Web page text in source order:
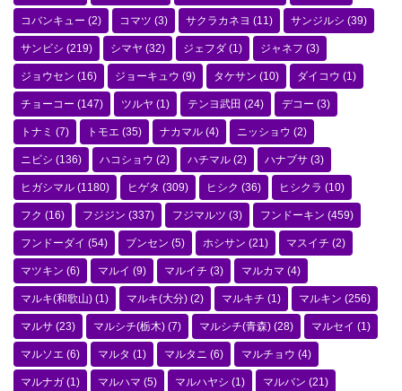
コバンキュー (2) コマツ (3) サクラカネヨ (11) サンジルシ (39)
サンビシ (219) シマヤ (32) ジェフダ (1) ジャネフ (3)
ジョウセン (16) ジョーキュウ (9) タケサン (10) ダイコウ (1)
チョーコー (147) ツルヤ (1) テンヨ武田 (24) デコー (3)
トナミ (7) トモエ (35) ナカマル (4) ニッショウ (2)
ニビシ (136) ハコショウ (2) ハチマル (2) ハナブサ (3)
ヒガシマル (1180) ヒゲタ (309) ヒシク (36) ヒシクラ (10)
フク (16) フジジン (337) フジマルツ (3) フンドーキン (459)
フンドーダイ (54) ブンセン (5) ホシサン (21) マスイチ (2)
マツキン (6) マルイ (9) マルイチ (3) マルカマ (4)
マルキ(和歌山) (1) マルキ(大分) (2) マルキチ (1) マルキン (256)
マルサ (23) マルシチ(栃木) (7) マルシチ(青森) (28) マルセイ (1)
マルソエ (6) マルタ (1) マルタニ (6) マルチョウ (4)
マルナガ (1) マルハマ (5) マルハヤシ (1) マルバン (21)